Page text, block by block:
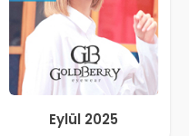
Eylül 2025